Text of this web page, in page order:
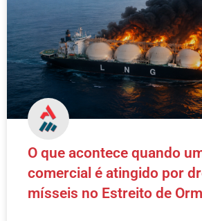
O que acontece quando
comercial é atingido por
mísseis no Estreito de